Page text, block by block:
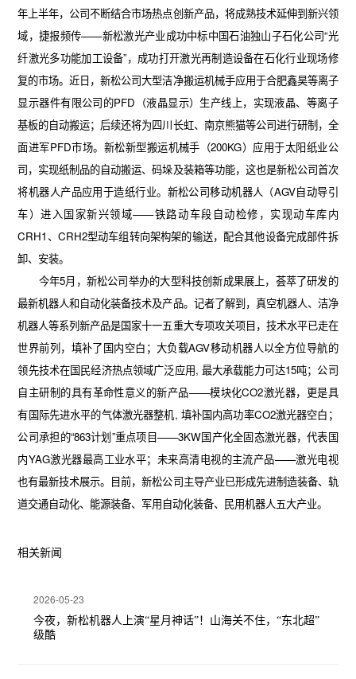
年上半年，公司不断结合市场热点创新产品，将成熟技术延伸到新兴领
域，捷报频传——新松激光产业成功中标中国石油独山子石化公司“光
纤激光多功能加工设备”，成功打开激光再制造设备在石化行业现场修
复的市场。近日，新松公司大型洁净搬运机械手应用于合肥鑫昊等离子
显示器件有限公司的PFD （液晶显示）生产线上，实现液晶、等离子
基板的自动搬运；后续还将为四川长虹、南京熊猫等公司进行研制，全
面进军PFD市场。新松新型搬运机械手（200KG）应用于太阳纸业公
司，实现纸制品的自动搬运、码垛及装箱等功能，这也是新松公司首次
将机器人产品应用于造纸行业。新松公司移动机器人（AGV自动导引
车）进入国家新兴领域——铁路动车段自动检修，实现动车库内
CRH1 、 CRH2型动车组转向架构架的输送，配合其他设备完成部件拆
卸、安装。
今年5月，新松公司举办的大型科技创新成果展上，荟萃了研发的
最新机器人和自动化装备技术及产品。记者了解到，真空机器人、洁净
机器人等系列新产品是国家十一五重大专项攻关项目，技术水平已走在
世界前列，填补了国内空白；大负载AGV移动机器人以全方位导航的
领先技术在国民经济热点领域广泛应用, 最大承载能力可达15吨；公司
自主研制的具有革命性意义的新产品——模块化CO2激光器，更是具
有国际先进水平的气体激光器整机, 填补国内高功率CO2激光器空白；
公司承担的“863计划”重点项目——3KW国产化全固态激光器，代表国
内YAG激光器最高工业水平；未来高清电视的主流产品——激光电视
也有最新技术展示。目前，新松公司主导产业已形成先进制造装备、轨
道交通自动化、能源装备、军用自动化装备、民用机器人五大产业。
相关新闻
2026-05-23
今夜，新松机器人上演“星月神话”！山海关不住，“东北超”
级酷